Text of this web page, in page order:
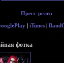
Пресс-релиз
| iTunes |
фотка